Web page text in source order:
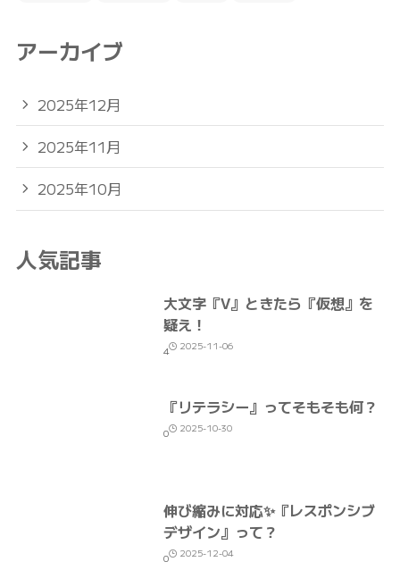
アーカイブ
2025年12月
2025年11月
2025年10月
人気記事
大文字『V』ときたら『仮想』を
疑え！
4 2025-11-06
『リテラシー』ってそもそも何？
0 2025-10-30
伸び縮みに対応✨『レスポンシブ
デザイン』って？
0 2025-12-04